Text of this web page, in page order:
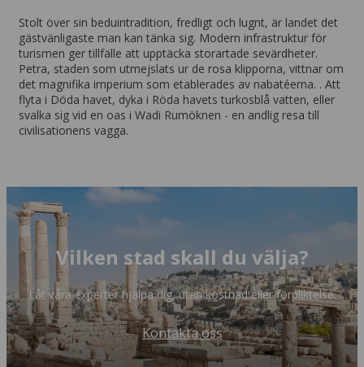
Stolt över sin beduintradition, fredligt och lugnt, är landet det
gästvänligaste man kan tänka sig. Modern infrastruktur för
turismen ger tillfälle att upptäcka storartade sevärdheter.
Petra, staden som utmejslats ur de rosa klipporna, vittnar om
det magnifika imperium som etablerades av nabatéerna. . Att
flyta i Döda havet, dyka i Röda havets turkosblå vatten, eller
svalka sig vid en oas i Wadi Rumöknen - en andlig resa till
civilisationens vagga.
Vilken stad skall du välja?
Låt våra experter hjälpa dig, utan kostnad eller förpliktelse.
Kontakta oss